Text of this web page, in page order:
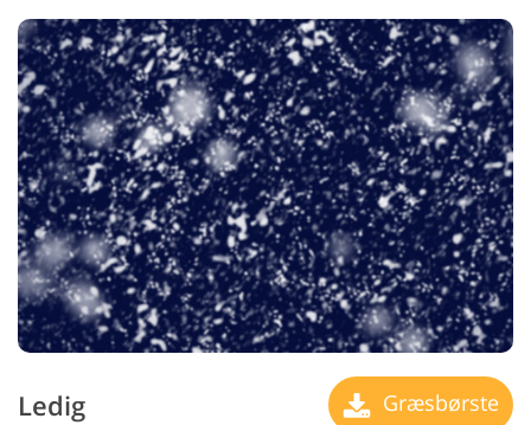
Ledig Græsbørste